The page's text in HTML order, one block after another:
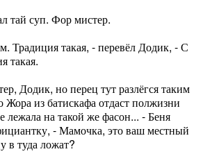
тай суп. Фор мистер.
Традиция такая, - перевёл Додик, - С
такая.
Додик, но перец тут разлёгся таким
из батискафа отдаст полжизни
лежала на такой же фасон... - Беня
- Мамочка, это ваш местный
в туда ложат?